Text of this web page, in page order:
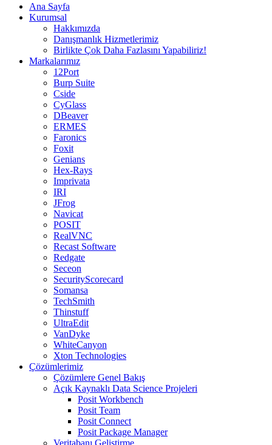
Ana Sayfa
Kurumsal
Hakkımızda
Danışmanlık Hizmetlerimiz
Birlikte Çok Daha Fazlasını Yapabiliriz!
Markalarımız
12Port
Burp Suite
Cside
CyGlass
DBeaver
ERMES
Faronics
Foxit
Genians
Hex-Rays
Imprivata
IRI
JFrog
Navicat
POSIT
RealVNC
Recast Software
Redgate
Seceon
SecurityScorecard
Somansa
TechSmith
Thinstuff
UltraEdit
VanDyke
WhiteCanyon
Xton Technologies
Çözümlerimiz
Çözümlere Genel Bakış
Açık Kaynaklı Data Science Projeleri
Posit Workbench
Posit Team
Posit Connect
Posit Package Manager
Veritabanı Geliştirme